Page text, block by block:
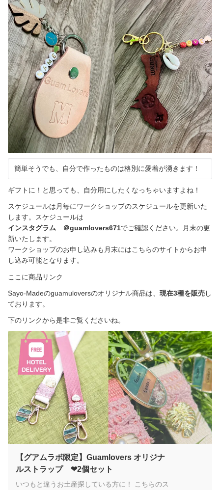
簡単そうでも、自分で作ったものは格別に愛着が湧きます！
ギフトに！と思っても、自分用にしたくなっちゃいますよね！
スケジュールは月毎にワークショップのスケジュールを更新いた
します。スケジュールは
インスタグラム ＠guamlovers671でご確認ください。月末の更
新いたします。
ワークショップのお申し込みも月末にはこちらのサイトからお申
し込み可能となります。
ここに商品リンク
Sayo-Madeのguamuloversのオリジナル商品は、 現在3種を販売し
ております。
下のリンクから是非ご覧くださいね。
【グアムラボ限定】Guamlovers オリジナ
ルストラップ ❤︎2個セット
いつもと違うお土産探している方に！ こちらのス